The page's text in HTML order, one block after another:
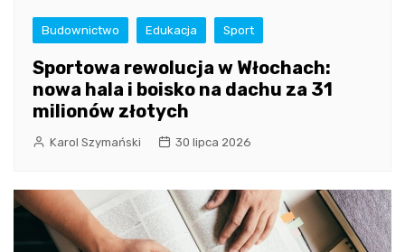
Budownictwo Edukacja Sport
Sportowa rewolucja w Włochach:
nowa hala i boisko na dachu za 31
milionów złotych
Karol Szymański 30 lipca 2026